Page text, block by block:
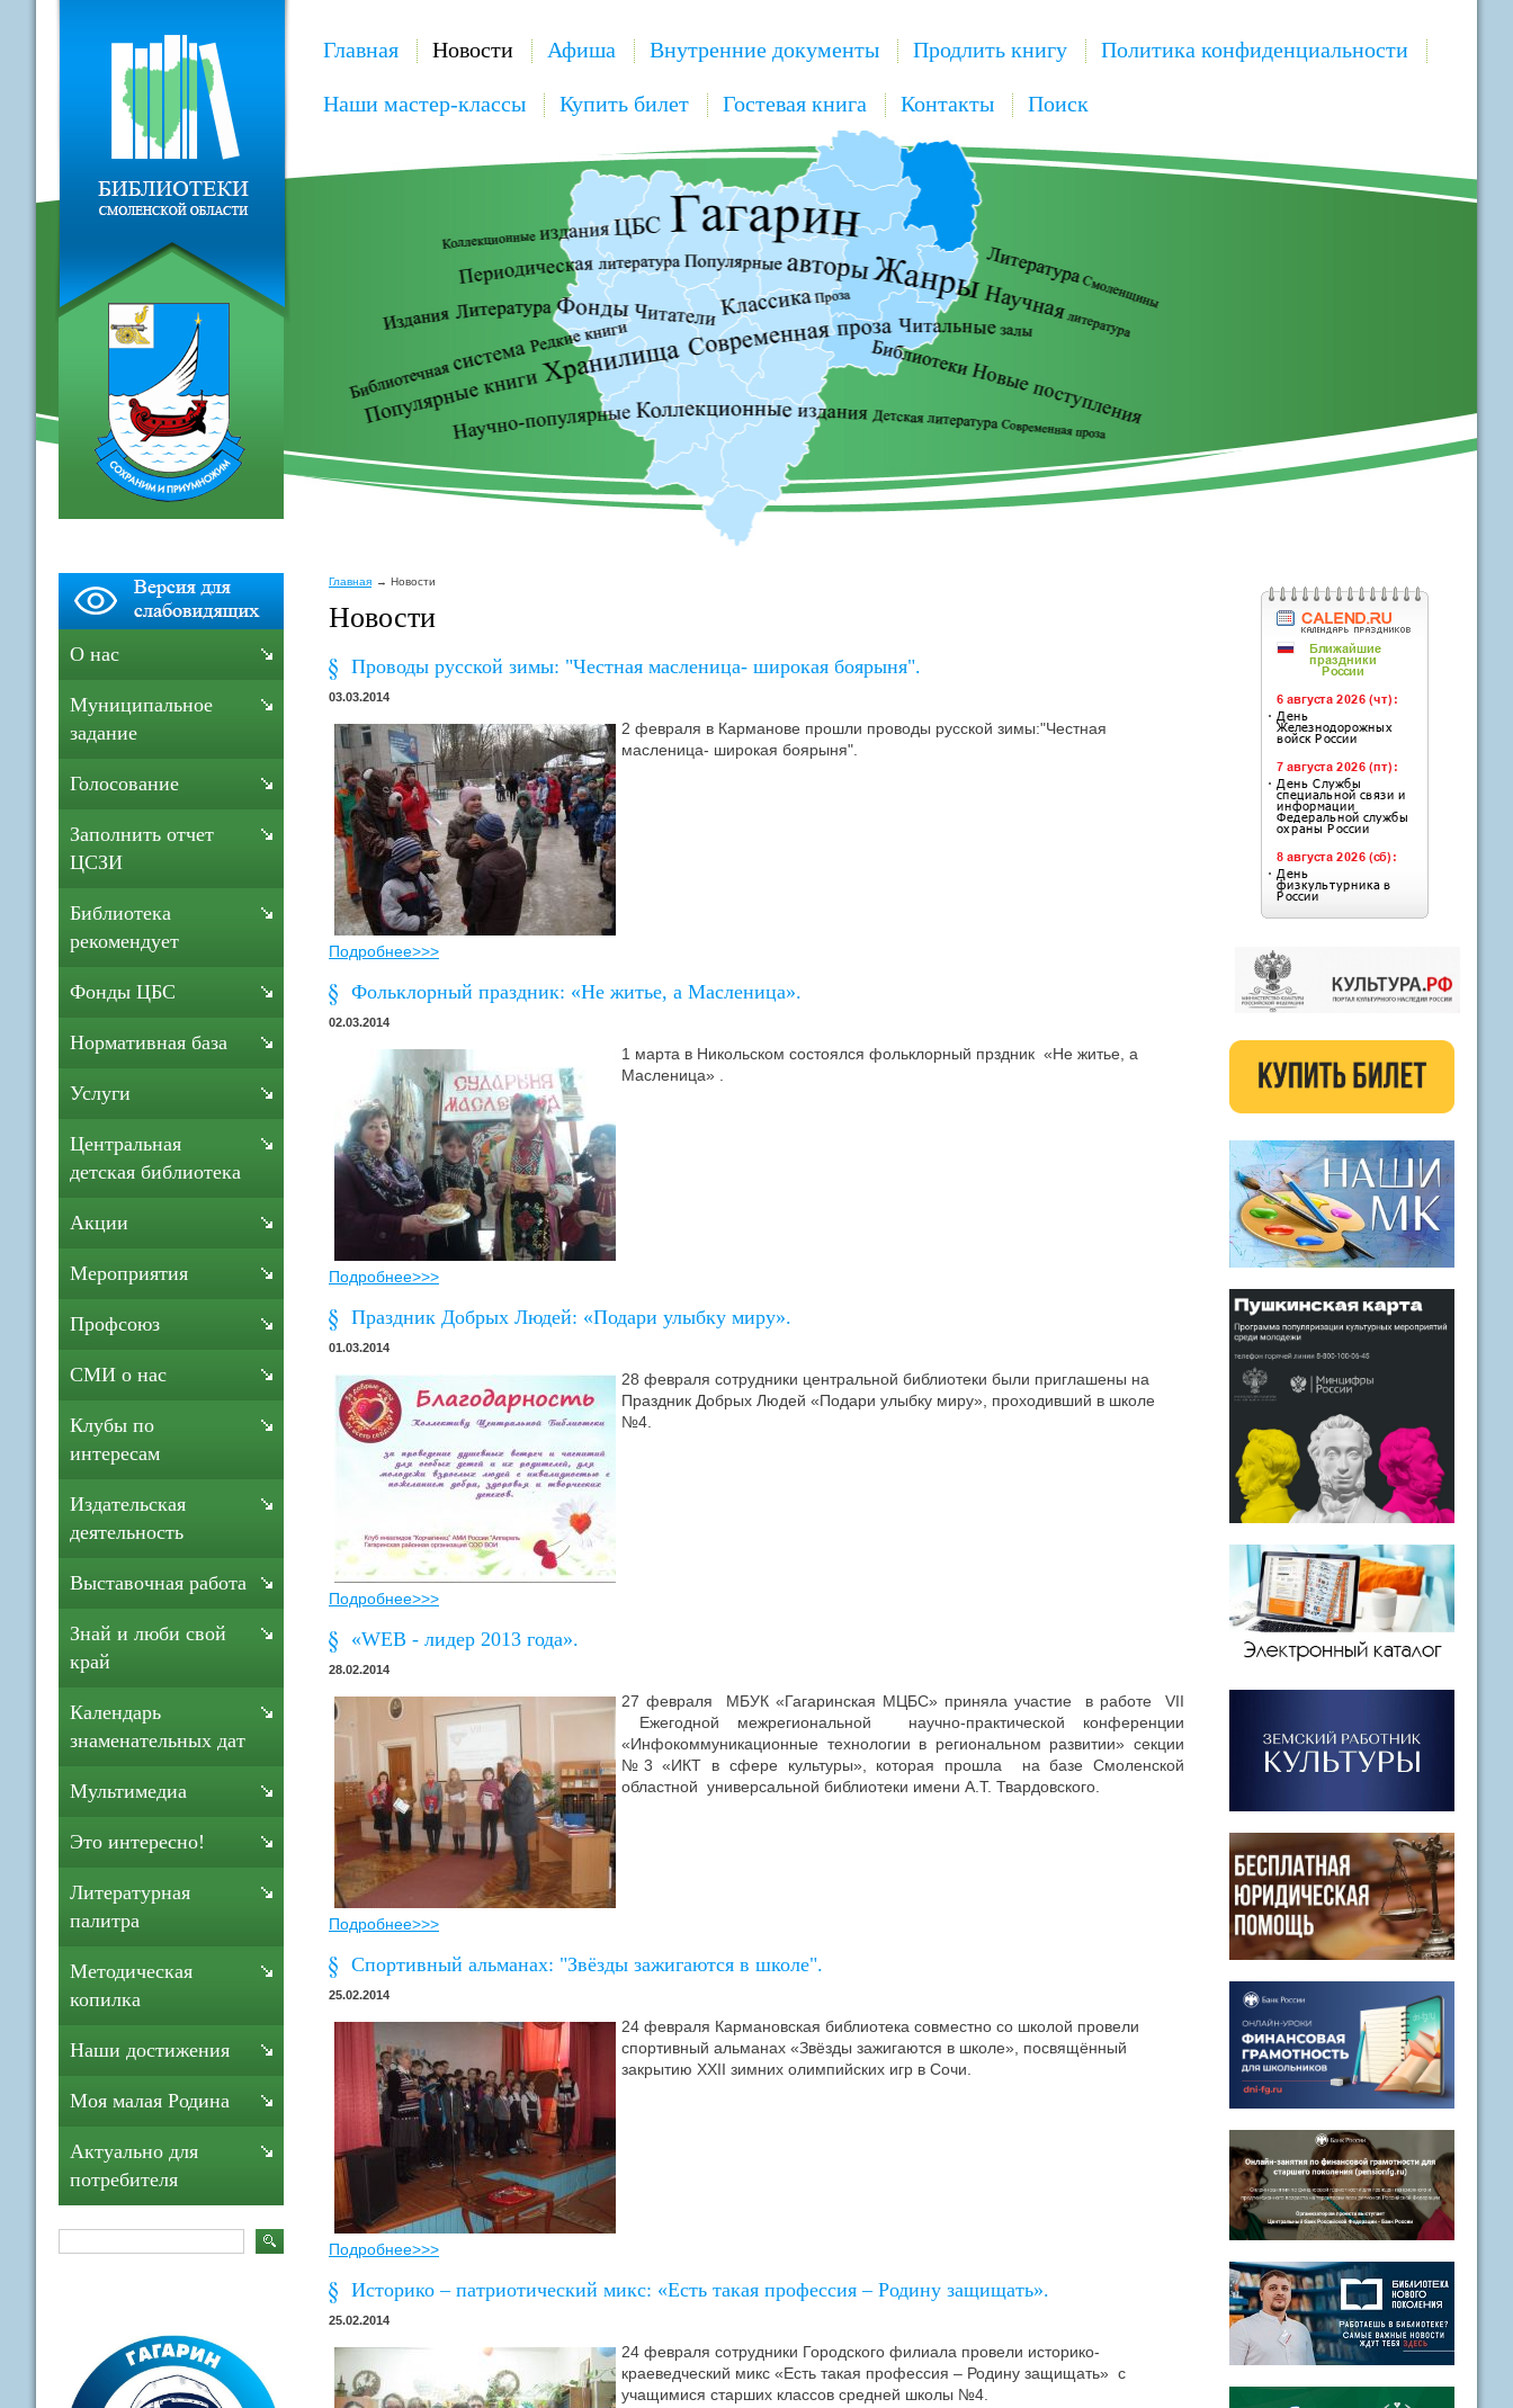
Главная Новости Афиша Внутренние документы Продлить книгу Политика конфиденциальности
Наши мастер-классы Купить билет Гостевая книга Контакты Поиск
Главная Новости
Новости
Проводы русской зимы: "Честная масленица- широкая боярыня".
03.03.2014
2 февраля в Карманове прошли проводы русской зимы:"Честная
масленица- широкая боярыня".
Подробнее>>>
Фольклорный праздник: «Не житье, а Масленица».
02.03.2014
1 марта в Никольском состоялся фольклорный прздник «Не житье, а
Масленица» .
Подробнее>>>
Праздник Добрых Людей: «Подари улыбку миру».
01.03.2014
28 февраля сотрудники центральной библиотеки были приглашены на
Праздник Добрых Людей «Подари улыбку миру», проходивший в школе
№4.
Подробнее>>>
«WEB - лидер 2013 года».
28.02.2014
27 февраля МБУК «Гагаринская МЦБС» приняла участие в работе VII
Ежегодной межрегиональной научно-практической конференции
«Инфокоммуникационные технологии в региональном развитии» секции
№3 «ИКТ в сфере культуры», которая прошла на базе Смоленской
областной универсальной библиотеки имени А.Т. Твардовского.
Подробнее>>>
Спортивный альманах: "Звёзды зажигаются в школе".
25.02.2014
24 февраля Кармановская библиотека совместно со школой провели
спортивный альманах «Звёзды зажигаются в школе», посвящённый
закрытию XXII зимних олимпийских игр в Сочи.
Подробнее>>>
Историко – патриотический микс: «Есть такая профессия – Родину защищать».
25.02.2014
24 февраля сотрудники Городского филиала провели историко-
краеведческий микс «Есть такая профессия – Родину защищать» с
учащимися старших классов средней школы №4.
О нас
Муниципальное
задание
Голосование
Заполнить отчет
ЦСЗИ
Библиотека
рекомендует
Фонды ЦБС
Нормативная база
Услуги
Центральная
детская библиотека
Акции
Мероприятия
Профсоюз
СМИ о нас
Клубы по
интересам
Издательская
деятельность
Выставочная работа
Знай и люби свой
край
Календарь
знаменательных дат
Мультимедиа
Это интересно!
Литературная
палитра
Методическая
копилка
Наши достижения
Моя малая Родина
Актуально для
потребителя